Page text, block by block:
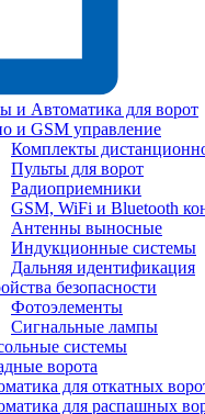
и Автоматика для ворот
и GSM управление
Комплекты
Пульты для ворот
Радиоприемники
GSM, WiFi и Bluetooth
Антенны выносные
Индукционные системы
Дальняя идентификация
безопасности
Фотоэлементы
Сигнальные лампы
системы
ворота
для откатных
для распашных